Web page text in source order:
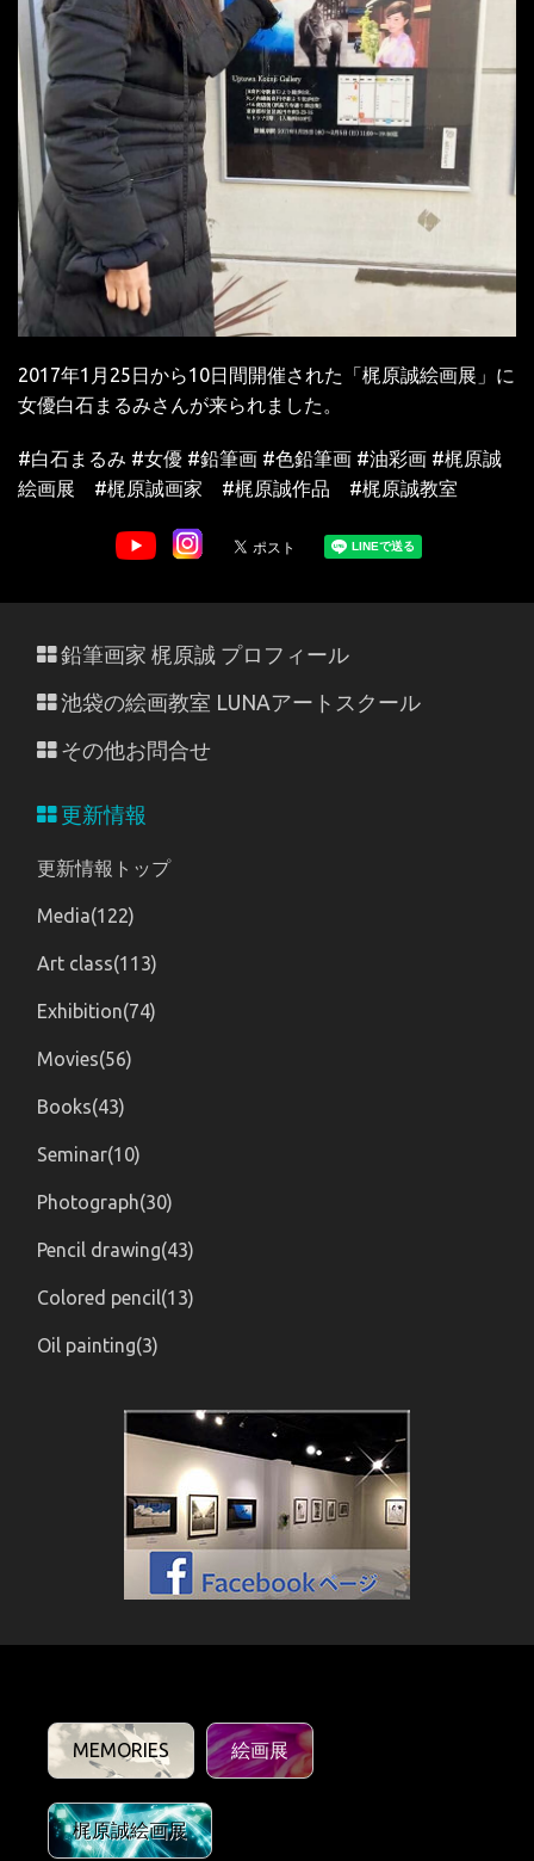
2017年1月25日から10日間開催された「梶原誠絵画展」に
女優白石まるみさんが来られました。
#白石まるみ #女優 #鉛筆画 #色鉛筆画 #油彩画 #梶原誠
絵画展 #梶原誠画家 #梶原誠作品 #梶原誠教室
鉛筆画家 梶原誠 プロフィール
池袋の絵画教室 LUNAアートスクール
その他お問合せ
更新情報
更新情報トップ
Media(122)
Art class(113)
Exhibition(74)
Movies(56)
Books(43)
Seminar(10)
Photograph(30)
Pencil drawing(43)
Colored pencil(13)
Oil painting(3)
MEMORIES 絵画展
梶原誠絵画展